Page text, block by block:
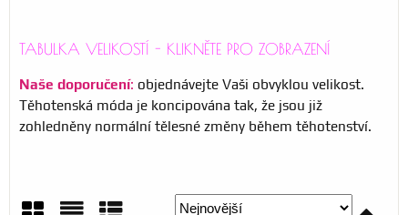
TABULKA VELIKOSTÍ - KLIKNĚTE PRO ZOBRAZENÍ
Naše doporučení: objednávejte Vaši obvyklou velikost.
Těhotenská móda je koncipována tak, že jsou již
zohledněny normální tělesné změny během těhotenství.